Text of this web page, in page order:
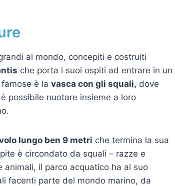
al mondo, concepiti e costruiti
che porta i suoi ospiti ad entrare in un
è la vasca con gli squali, dove
possibile nuotare insieme a loro
lungo ben 9 metri che termina la sua
è circondato da squali – razze e
il parco acquatico ha al suo
facenti parte del mondo marino, da